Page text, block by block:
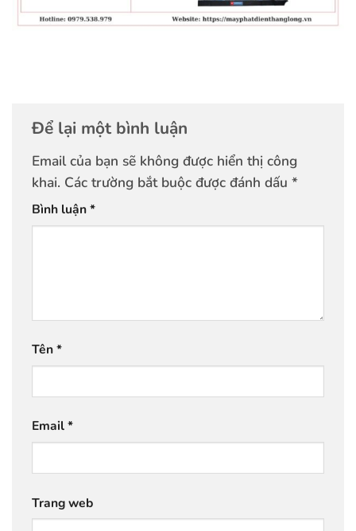
Để lại một bình luận
Email của bạn sẽ không được hiển thị công
khai. Các trường bắt buộc được đánh dấu *
Bình luận*
Tên*
Email*
Trang web